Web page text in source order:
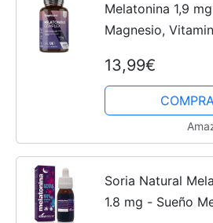
Melatonina 1,9
Magnesio,
Liberación
Año de
13,99€
Soria Natural
1.8 mg - Sueño